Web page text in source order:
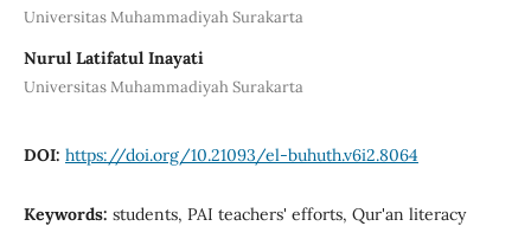
Universitas Muhammadiyah Surakarta
Nurul Latifatul Inayati
Universitas Muhammadiyah Surakarta
DOI: https://doi.org/10.21093/el-buhuth.v6i2.8064
Keywords: students, PAI teachers' efforts, Qur'an literacy